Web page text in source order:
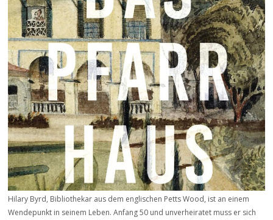
Hilary Byrd, Bibliothekar aus dem englischen Petts Wood, ist an einem
Wendepunkt in seinem Leben. Anfang 50 und unverheiratet muss er sich